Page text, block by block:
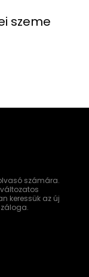
szeme
számára.
keressük az új
záloga.